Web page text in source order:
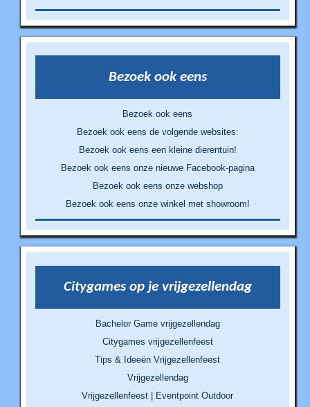
Bezoek ook eens
Bezoek ook eens
Bezoek ook eens de volgende websites:
Bezoek ook eens een kleine dierentuin!
Bezoek ook eens onze nieuwe Facebook-pagina
Bezoek ook eens onze webshop
Bezoek ook eens onze winkel met showroom!
Citygames op je vrijgezellendag
Bachelor Game vrijgezellendag
Citygames vrijgezellenfeest
Tips & Ideeën Vrijgezellenfeest
Vrijgezellendag
Vrijgezellenfeest | Eventpoint Outdoor